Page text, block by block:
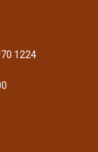
1224